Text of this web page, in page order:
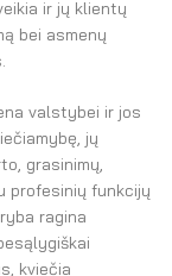
ir jų klientų
bei asmenų
valstybei ir jos
jų
grasinimų,
profesinių funkcijų
ragina
kviečia